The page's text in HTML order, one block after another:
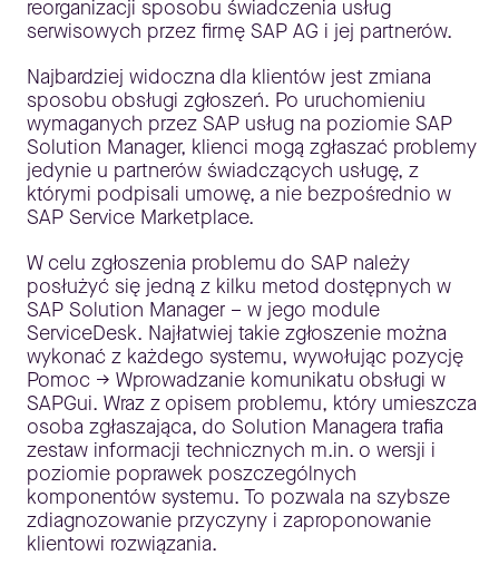
reorganizacji sposobu świadczenia usług
serwisowych przez firmę SAP AG i jej partnerów.
Najbardziej widoczna dla klientów jest zmiana
sposobu obsługi zgłoszeń. Po uruchomieniu
wymaganych przez SAP usług na poziomie SAP
Solution Manager, klienci mogą zgłaszać problemy
jedynie u partnerów świadczących usługę, z
którymi podpisali umowę, a nie bezpośrednio w
SAP Service Marketplace.
W celu zgłoszenia problemu do SAP należy
posłużyć się jedną z kilku metod dostępnych w
SAP Solution Manager – w jego module
ServiceDesk. Najłatwiej takie zgłoszenie można
wykonać z każdego systemu, wywołując pozycję
Pomoc -> Wprowadzanie komunikatu obsługi w
SAPGui. Wraz z opisem problemu, który umieszcza
osoba zgłaszająca, do Solution Managera trafia
zestaw informacji technicznych m.in. o wersji i
poziomie poprawek poszczególnych
komponentów systemu. To pozwala na szybsze
zdiagnozowanie przyczyny i zaproponowanie
klientowi rozwiązania.